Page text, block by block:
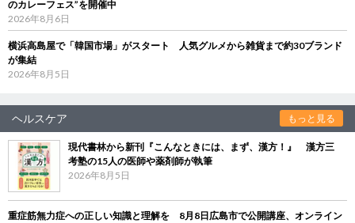
のカレーフェス”を開催中
2026年8月6日
横浜高島屋で「韓国市場」がスタート 人気グルメから雑貨まで約30ブランド
が集結
2026年8月5日
ヘルスケア もっと見る
現代書林から新刊『こんなときには、まず、漢方！』 漢方三
考塾の15人の医師や薬剤師が執筆
2026年8月5日
重症筋無力症への正しい知識と理解を 8月8日広島市で公開講座、オンライン